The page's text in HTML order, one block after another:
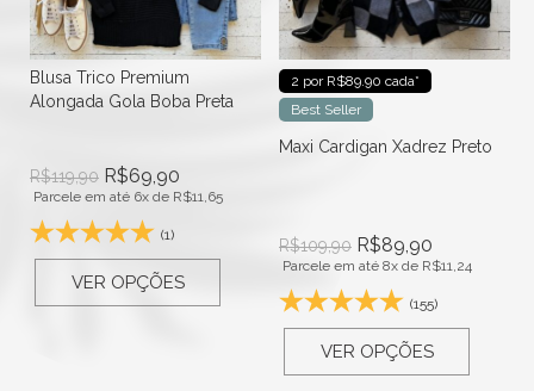
Blusa Trico Premium
Alongada Gola Boba Preta
R$119,90 R$69,90
Parcele em até 6x de R$11,65
(1)
VER OPÇÕES
2 por R$89.90 cada*
Best Seller
Maxi Cardigan Xadrez Preto
R$109,90 R$89,90
Parcele em até 8x de R$11,24
(155)
VER OPÇÕES